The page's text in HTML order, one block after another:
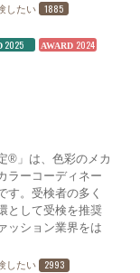
したい 1885
2025 AWARD 2024
®」は、色彩のメカ
ラーコーディネー
す。受検者の多く
として受検を推奨
ッション業界をは
したい 2993